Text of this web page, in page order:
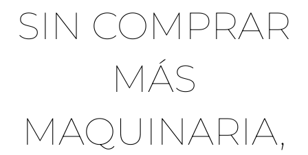
SIN COMPRAR
MÁS
MAQUINARIA,